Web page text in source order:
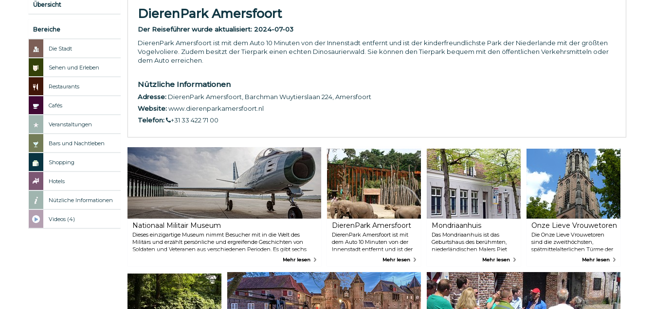
Übersicht
Bereiche
Die Stadt
Sehen und Erleben
Restaurants
Cafés
Veranstaltungen
Bars und Nachtleben
Shopping
Hotels
Nützliche Informationen
Videos (4)
DierenPark Amersfoort
Der Reiseführer wurde aktualisiert: 2024-07-03
DierenPark Amersfoort ist mit dem Auto 10 Minuten von der Innenstadt entfernt und ist der kinderfreundlichste Park der Niederlande mit der größten
Vogelvoliere. Zudem besitzt der Tierpark einen echten Dinosaurierwald. Sie können den Tierpark bequem mit den öffentlichen Verkehrsmitteln oder
dem Auto erreichen.
Nützliche Informationen
Adresse: DierenPark Amersfoort, Barchman Wuytierslaan 224, Amersfoort
Website:www.dierenparkamersfoort.nl
Telefon:
+31 33 422 71 00
Nationaal Militair Museum
Dieses einzigartige Museum nimmt Besucher mit in die Welt des
Militärs und erzählt persönliche und ergreifende Geschichten von
Soldaten und Veteranen aus verschiedenen Perioden. Es gibt sechs
Themenräume, in denen Sie nicht nur schauen, sondern auch auf
Streitkräfte funktionieren. Das Museum ist gut 35,000 Quadratmeter
groß, sodass Sie dort leicht einen ganzen Tag verbringen können.
Mehr lesen
DierenPark Amersfoort
DierenPark Amersfoort ist mit
dem Auto 10 Minuten von der
Innenstadt entfernt und ist der
kinderfreundlichste Park der
Vogelvoliere. Zudem besitzt der
Tierpark einen echten
Dinosaurierwald. Sie können
den Tierpark bequem mit den
öffentlichen Verkehrsmitteln
oder dem Auto erreichen.
Mehr lesen
Mondriaanhuis
Das Mondriaanhuis ist das
Geburtshaus des berühmten,
niederländischen Malers Piet
Mondriaan. Im Erdgeschoss des
des Künstlers, der Person, seiner
Kunst und seinem Leben die
Aufmerksamkeit gewidmet. Auf
den oberen Stockwerken
können zeitlich befristete
Ausstellungen zeitgenössischer
Mehr lesen
Onze Lieve Vrouwetoren
Die Onze Lieve Vrouwetoren
sind die zweithöchsten,
spätmittelalterlichen Türme der
Niederlande. Die Türme sind gut
dem Kataster-Nullpunkt der
Niederlande. Die Türme, die
auch der Lange Jan genannt
werden, können Sie auch
besteigen. Tickets sind beim
Fremdenverkehrsverband
Mehr lesen